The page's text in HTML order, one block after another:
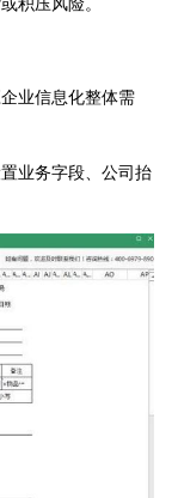
业信息化整体需
业务字段、公司抬